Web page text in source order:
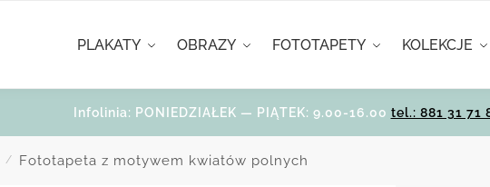
PLAKATY OBRAZY FOTOTAPETY KOLEKCJE
Infolinia: PONIEDZIAŁEK — PIĄTEK: 9.00-16.00 tel.: 881 31 71
/ Fototapeta z motywem kwiatów polnych